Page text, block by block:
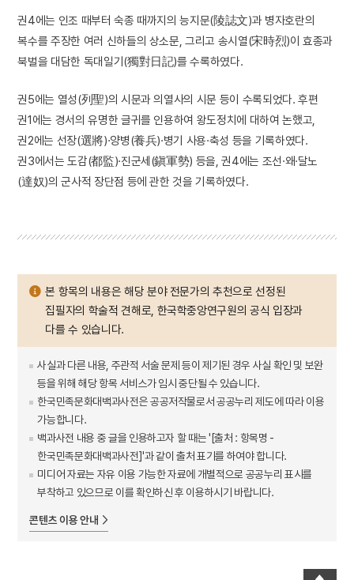
권4에는 인조 때부터 숙종 때까지의 능지문(陵誌文)과 병자호란의
복수를 주장한 여러 신하들의 상소문, 그리고 송시열(宋時烈)이 효종과
북벌을 대담한 독대일기(獨對日記)를 수록하였다.
권5에는 열성(列聖)의 시문과 의열사의 시문 등이 수록되었다. 후편
권1에는 경서의 유명한 글귀를 인용하여 왕도정치에 대하여 논했고,
권2에는 선장(選將)·양병(養兵)·병기 사용·축성 등을 기록하였다.
권3에서는 도감(都監)·진군세(鎭軍勢) 등을, 권4에는 조선·왜·달노
(達奴)의 군사적 장단점 등에 관한 것을 기록하였다.
본 항목의 내용은 해당 분야 전문가의 추천으로 선정된
집필자의 학술적 견해로, 한국학중앙연구원의 공식 입장과
다를 수 있습니다.
사실과 다른 내용, 주관적 서술 문제 등이 제기된 경우 사실 확인 및 보완
등을 위해 해당 항목 서비스가 임시 중단될 수 있습니다.
한국민족문화대백과사전은 공공저작물로서 공공누리 제도에 따라 이용
가능합니다.
백과사전 내용 중 글을 인용하고자 할 때는 '[출처 : 항목명 -
한국민족문화대백과사전]'과 같이 출처 표기를 하여야 합니다.
미디어 자료는 자유 이용 가능한 자료에 개별적으로 공공누리 표시를
부착하고 있으므로 이를 확인하신 후 이용하시기 바랍니다.
콘텐츠 이용 안내